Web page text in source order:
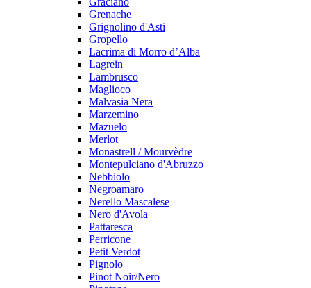
Grenache
Grignolino d'Asti
Gropello
Lacrima di Morro d’Alba
Lagrein
Lambrusco
Maglioco
Malvasia Nera
Marzemino
Mazuelo
Merlot
Monastrell / Mourvèdre
Montepulciano d'Abruzzo
Nebbiolo
Negroamaro
Nerello Mascalese
Nero d'Avola
Pattaresca
Perricone
Petit Verdot
Pignolo
Pinot Noir/Nero